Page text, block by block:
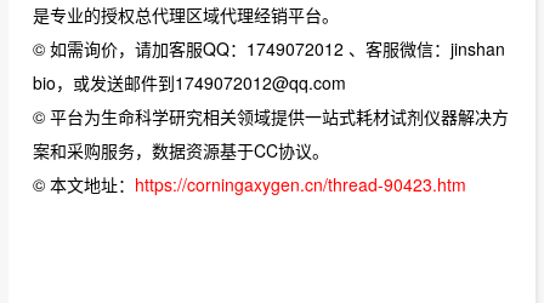
是专业的授权总代理区域代理经销平台。
© 如需询价，请加客服QQ：1749072012 、客服微信：jinshan
bio，或发送邮件到1749072012@qq.com
© 平台为生命科学研究相关领域提供一站式耗材试剂仪器解决方
案和采购服务，数据资源基于CC协议。
© 本文地址： https://corningaxygen.cn/thread-90423.htm